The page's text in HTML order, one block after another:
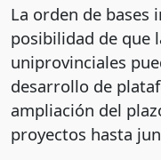
La orden de bases
posibilidad de que
uniprovinciales
desarrollo de
ampliación del
proyectos hasta